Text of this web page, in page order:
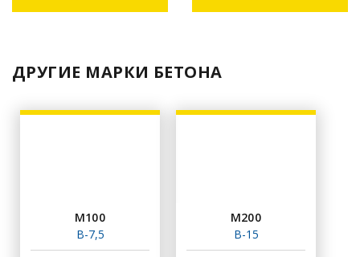
ДРУГИЕ МАРКИ БЕТОНА
М100
В-7,5
М200
В-15